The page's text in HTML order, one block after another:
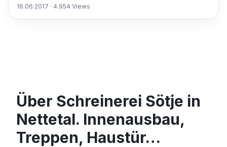
16.06.2017 · 4.954 Views
Über Schreinerei Sötje in
Nettetal. Innenausbau,
Treppen, Haustür…